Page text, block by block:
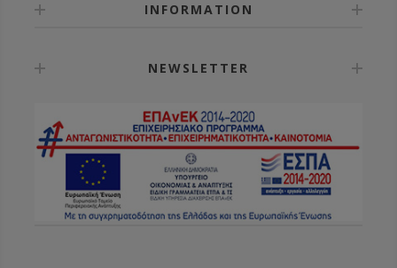
INFORMATION
NEWSLETTER